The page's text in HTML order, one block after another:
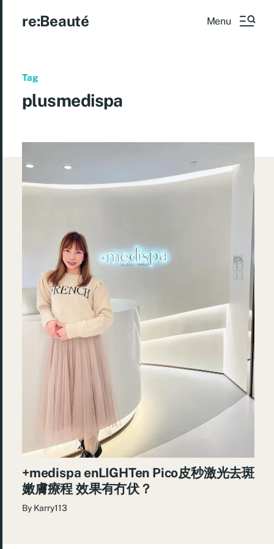
re:Beauté Menu
Tag
plusmedispa
+medispa enLIGHTen Pico皮秒激光去斑
嫩膚療程 效果有冇伏？
By Karry113